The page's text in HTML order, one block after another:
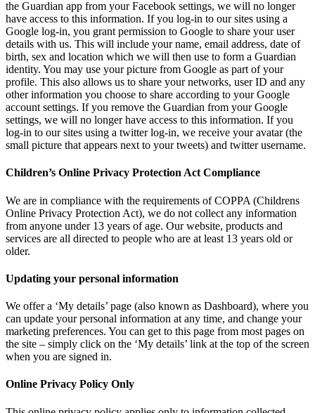
the Guardian app from your Facebook settings, we will no longer
have access to this information. If you log-in to our sites using a
Google log-in, you grant permission to Google to share your user
details with us. This will include your name, email address, date of
birth, sex and location which we will then use to form a Guardian
identity. You may use your picture from Google as part of your
profile. This also allows us to share your networks, user ID and any
other information you choose to share according to your Google
account settings. If you remove the Guardian from your Google
settings, we will no longer have access to this information. If you
log-in to our sites using a twitter log-in, we receive your avatar (the
small picture that appears next to your tweets) and twitter username.
Children’s Online Privacy Protection Act Compliance
We are in compliance with the requirements of COPPA (Childrens
Online Privacy Protection Act), we do not collect any information
from anyone under 13 years of age. Our website, products and
services are all directed to people who are at least 13 years old or
older.
Updating your personal information
We offer a ‘My details’ page (also known as Dashboard), where you
can update your personal information at any time, and change your
marketing preferences. You can get to this page from most pages on
the site – simply click on the ‘My details’ link at the top of the screen
when you are signed in.
Online Privacy Policy Only